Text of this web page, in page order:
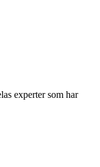
experter som har